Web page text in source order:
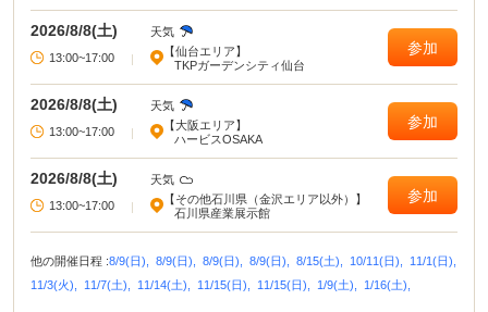
る！ ・周囲の学生の雰囲気が分かり意識が高まる！
2026/8/8(土)
天気
13:00~17:00
|
【仙台エリア】
TKPガーデンシティ仙台
参加
2026/8/8(土)
天気
13:00~17:00
|
【大阪エリア】
ハービスOSAKA
参加
2026/8/8(土)
天気
13:00~17:00
|
【その他石川県（金沢エリア以外）】
石川県産業展示館
参加
他の開催日程 :8/9(日), 8/9(日), 8/9(日), 8/9(日), 8/15(土), 10/11(日),
11/1(日),
11/3(火),
11/7(土), 11/14(土), 11/15(日), 11/15(日), 1/9(土), 1/16(土),